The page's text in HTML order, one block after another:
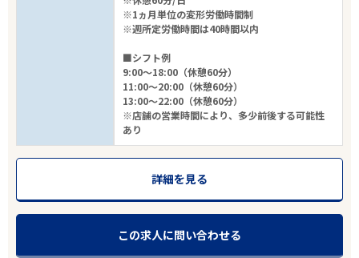
※1ヵ月単位の変形労働時間制
※週所定労働時間は40時間以内
■シフト例
9:00～18:00（休憩60分）
11:00～20:00（休憩60分）
13:00～22:00（休憩60分）
※店舗の営業時間により、多少前後する可能性
あり
詳細を見る
この求人に問い合わせる